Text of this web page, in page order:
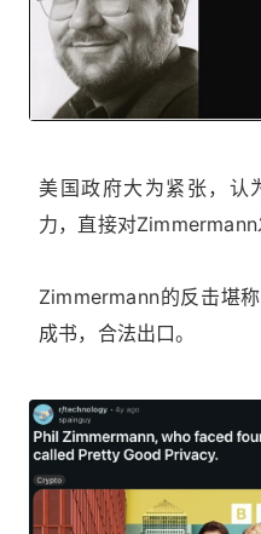
美国政府大为紧张，认
力，直接对Zimmermann
Zimmermann的反击堪
成书，合法出口。